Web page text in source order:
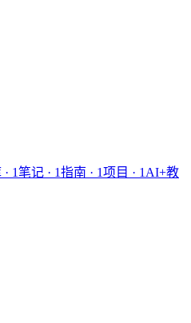
· 1笔记 · 1指南 · 1项目 · 1 AI+教